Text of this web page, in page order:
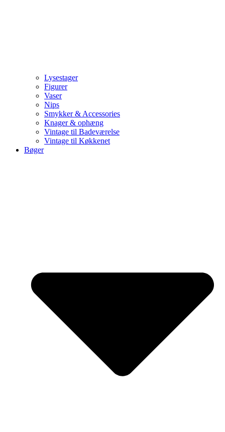
Lysestager
Figurer
Vaser
Nips
Smykker & Accessories
Knager & ophæng
Vintage til Badeværelse
Vintage til Køkkenet
Bøger